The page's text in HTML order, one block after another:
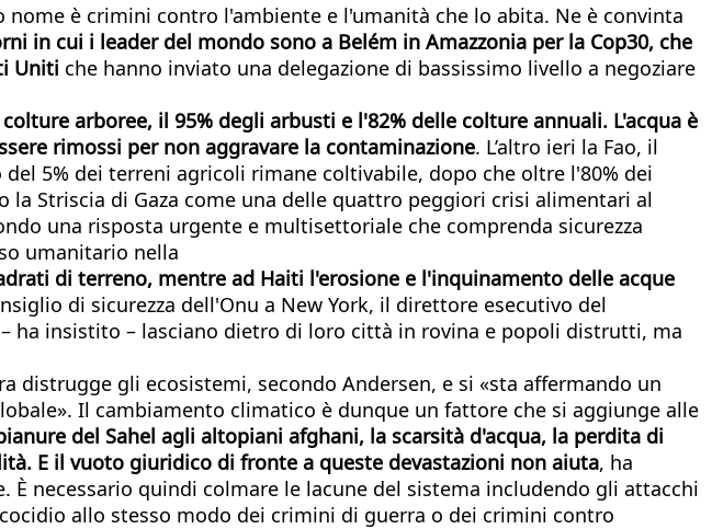
è crimini contro l'ambiente e l'umanità che lo abita. Ne è convinta
in cui i leader del mondo sono a Belém in Amazzonia per la Cop30, che
Uniti che hanno inviato una delegazione di bassissimo livello a negoziare
arboree, il 95% degli arbusti e l'82% delle colture annuali. L'acqua è
rimossi per non aggravare la contaminazione. L’altro ieri la Fao, il
5% dei terreni agricoli rimane coltivabile, dopo che oltre l'80% dei
Striscia di Gaza come una delle quattro peggiori crisi alimentari al
una risposta urgente e multisettoriale che comprenda sicurezza
umanitario nella
di terreno, mentre ad Haiti l'erosione e l'inquinamento delle acque
di sicurezza dell'Onu a New York, il direttore esecutivo del
ha insistito – lasciano dietro di loro città in rovina e popoli distrutti, ma
distrugge gli ecosistemi, secondo Andersen, e si «sta affermando un
Il cambiamento climatico è dunque un fattore che si aggiunge alle
del Sahel agli altopiani afghani, la scarsità d'acqua, la perdita di
E il vuoto giuridico di fronte a queste devastazioni non aiuta, ha
necessario quindi colmare le lacune del sistema includendo gli attacchi
allo stesso modo dei crimini di guerra o dei crimini contro